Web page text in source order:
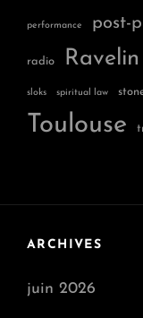
performance post-
radio Ravelin
sloks spiritual law
Toulouse
ARCHIVES
juin 2026